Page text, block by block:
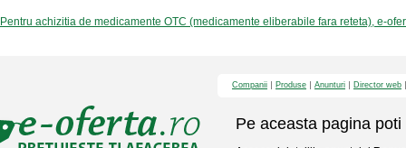
Pentru achizitia de medicamente OTC (medicamente eliberabile fara reteta), e-
Companii Produse Anunturi Director web
Pe aceasta pagina poti